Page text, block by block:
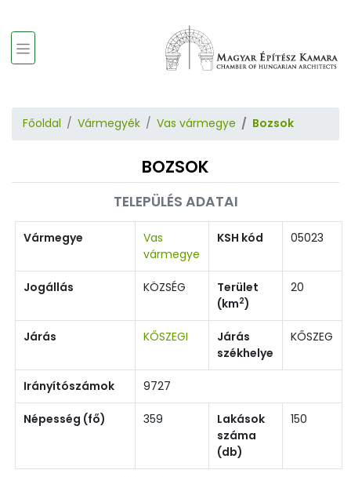
Főoldal Vármegyék Vas vármegye Bozsok
BOZSOK
TELEPÜLÉS ADATAI
Vármegye
Vas
vármegye
KSH kód 05023
Jogállás KÖZSÉG
Terület
(km2)
20
Járás KŐSZEGI
Járás
székhelye
KŐSZEG
Irányítószámok 9727
Népesség (fő) 359
Lakások
száma
(db)
150